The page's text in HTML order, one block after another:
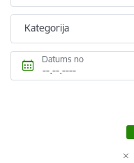
Kategorija
Datums no